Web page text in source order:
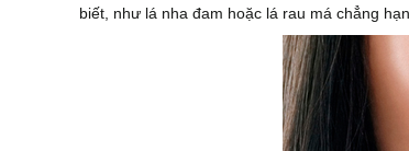
biết, như lá nha đam hoặc lá rau má chẳng hạn.